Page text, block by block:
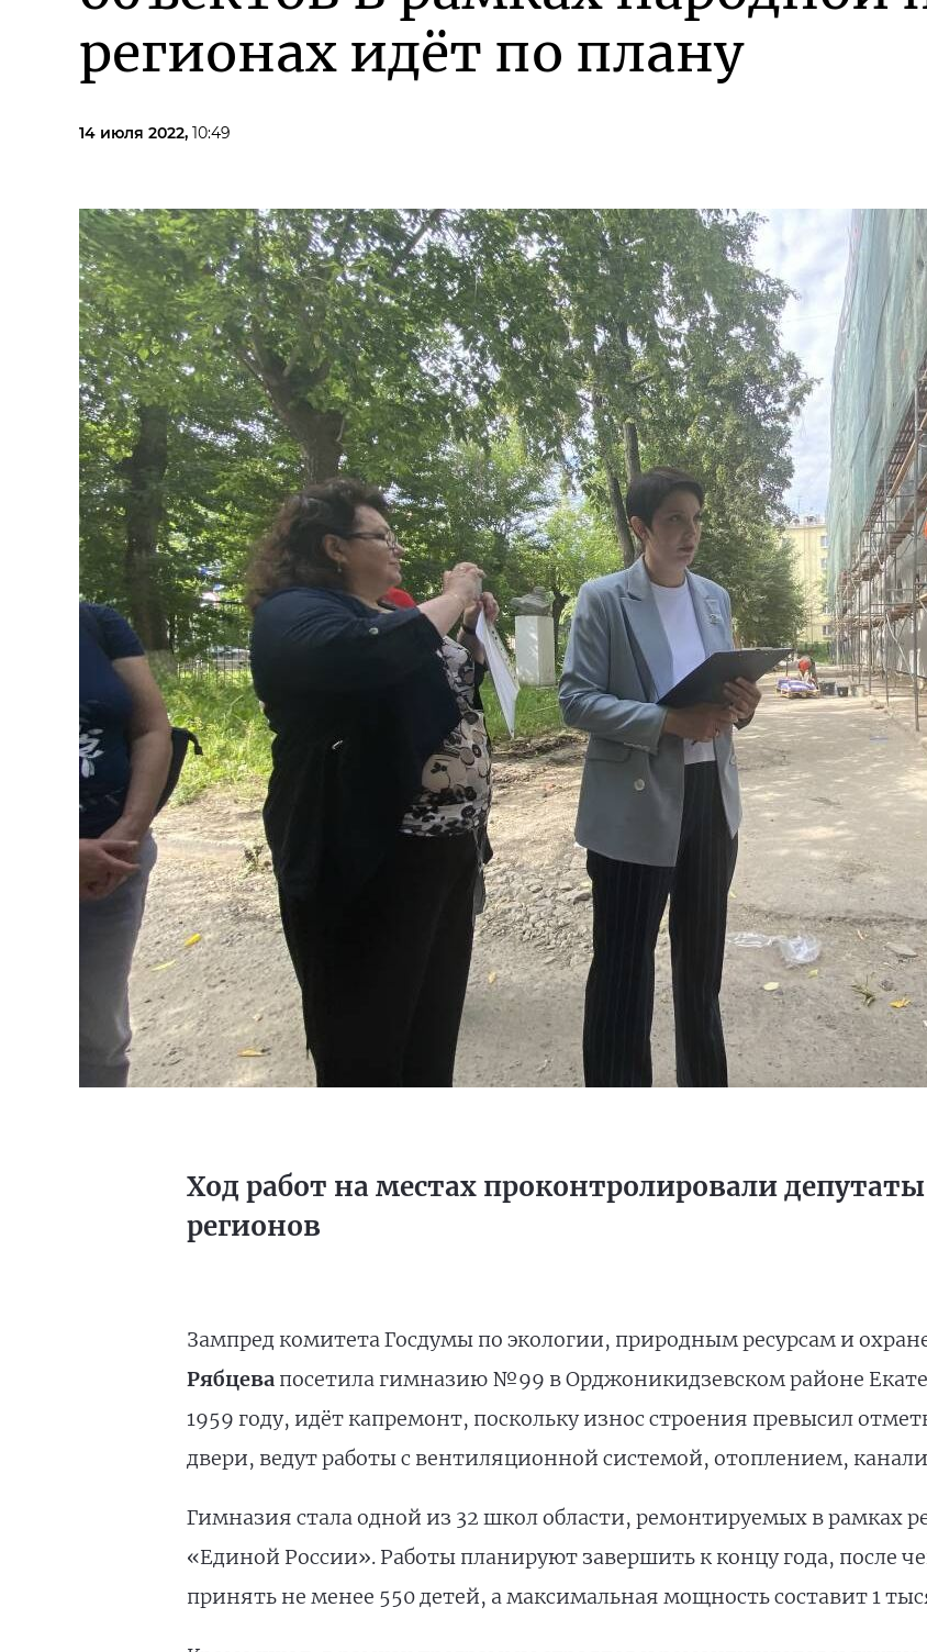
регионах идёт по плану
14 июля 2022, 10:49
Ход работ на местах проконтролировали
регионов
Зампред комитета Госдумы по экологии, природным ресурсам и
Рябцевапосетила гимназию №99 в Орджоникидзевском районе
1959 году, идёт капремонт, поскольку износ строения превысил
двери, ведут работы с вентиляционной системой, отоплением,
Гимназия стала одной из 32 школ области, ремонтируемых в рамках
«Единой России». Работы планируют завершить к концу года, после
принять не менее 550 детей, а максимальная мощность составит 1